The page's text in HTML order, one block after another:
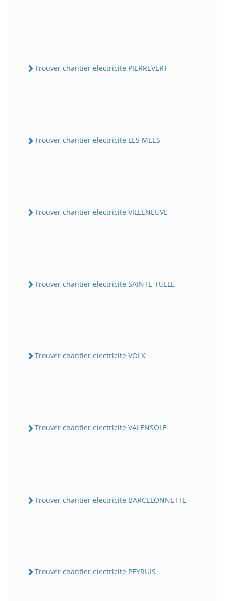
Trouver chantier electricite PIERREVERT
Trouver chantier electricite LES MEES
Trouver chantier electricite VILLENEUVE
Trouver chantier electricite SAINTE-TULLE
Trouver chantier electricite VOLX
Trouver chantier electricite VALENSOLE
Trouver chantier electricite BARCELONNETTE
Trouver chantier electricite PEYRUIS